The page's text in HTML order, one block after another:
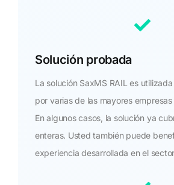
Solución probada
La solución SaxMS RAIL es
por varias de las mayores
En algunos casos, la solución ya
enteras. Usted también puede
experiencia desarrollada en el